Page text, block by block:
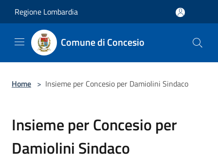
Regione Lombardia
Comune di Concesio
Home > Insieme per Concesio per Damiolini Sindaco
Insieme per Concesio per
Damiolini Sindaco